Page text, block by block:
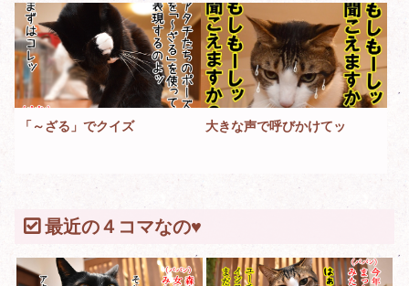
「～ざる」でクイズ 大きな声で呼びかけてッ
最近の４コマなの♥